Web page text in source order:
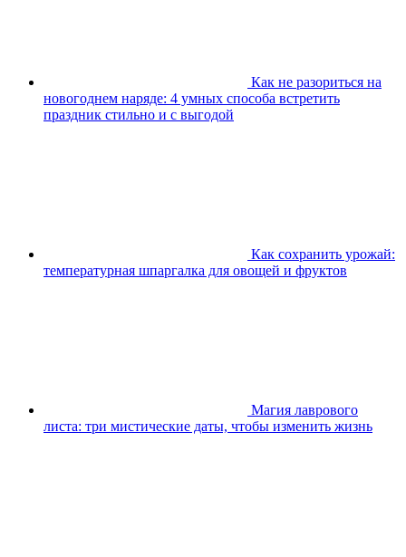
Как не разориться на
новогоднем наряде: 4 умных способа встретить
праздник стильно и с выгодой
Как сохранить урожай:
температурная шпаргалка для овощей и фруктов
Магия лаврового
листа: три мистические даты, чтобы изменить жизнь